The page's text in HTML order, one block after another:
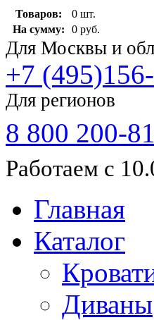
Товаров:
0 шт.
На сумму:
0 руб.
Для Москвы и
+7
Для регионов
8 800 200-
Работаем с
Главная
Каталог
Диваны